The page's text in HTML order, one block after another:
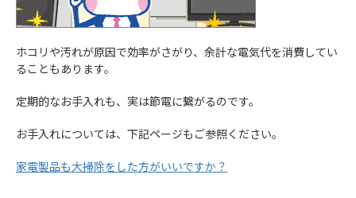
ホコリや汚れが原因で効率がさがり、余計な電気代を消費してい
ることもあります。
定期的なお手入れも、実は節電に繋がるのです。
お手入れについては、下記ページもご参照ください。
家電製品も大掃除をした方がいいですか？